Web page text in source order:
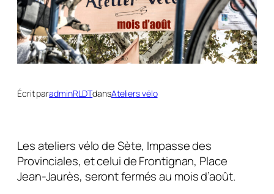
Écrit paradminRLDTdansAteliers vélo
Les ateliers vélo de Sète, Impasse des
Provinciales, et celui de Frontignan, Place
Jean-Jaurès, seront fermés au mois d’août.